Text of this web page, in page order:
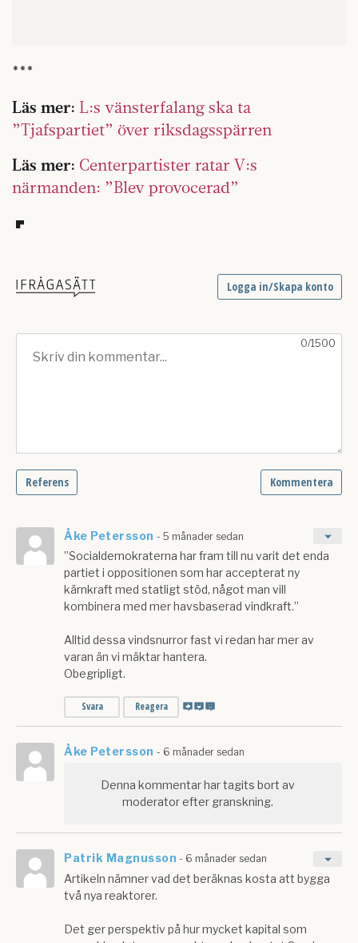
***
Läs mer: L:s vänsterfalang ska ta
”Tjafspartiet” över riksdagsspärren
Läs mer: Centerpartister ratar V:s
närmanden: ”Blev provocerad”